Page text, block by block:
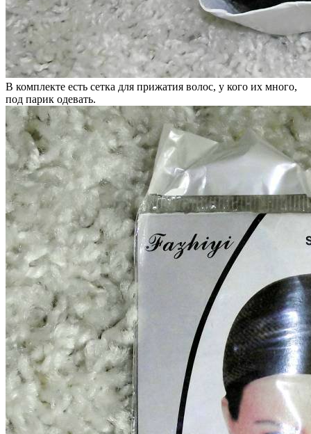
В комплекте есть сетка для прижатия волос, у кого их много,
под парик одевать.